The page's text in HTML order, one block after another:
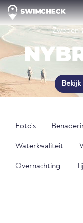
Zweden
Foto's
Waterkwaliteit
Overnachting